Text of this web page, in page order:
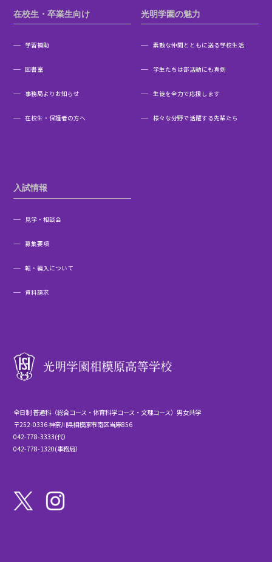
在校生・卒業生向け
学習補助
図書室
事務局よりお知らせ
在校生・保護者の方へ
光明学園の魅力
素敵な仲間とともに送る学校生活
学生たちは部活動にも真剣
生徒を全力で応援します
様々な分野で活躍する先輩たち
入試情報
見学・相談会
募集要項
転・編入について
資料請求
全日制 普通科（総合コース・体育科学コース・文理コース）男女共学
〒252-0336 神奈川県相模原市南区当麻856
042-778-3333(代）
042-778-1320(事務局）